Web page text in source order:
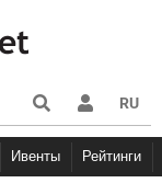
RU
Ивенты Рейтинги